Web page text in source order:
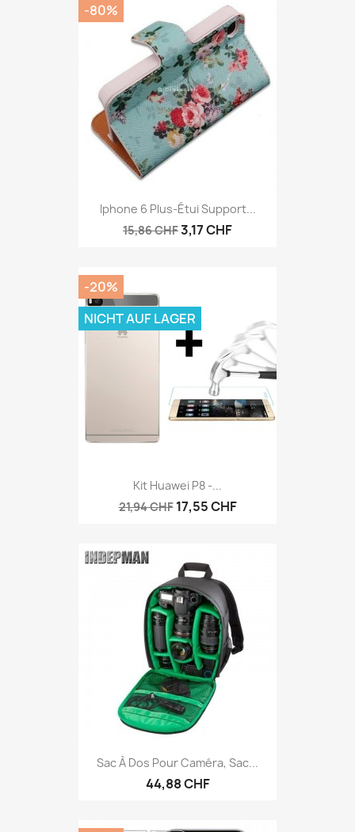
Iphone 6 Plus-Étui Support...
15,86 CHF3,17 CHF
-80%
Kit Huawei P8 -...
21,94 CHF 17,55 CHF
-20%
NICHT AUF LAGER
Sac À Dos Pour Caméra, Sac...
44,88 CHF